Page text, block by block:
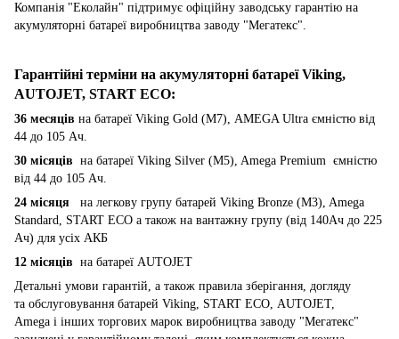
Компанія "Еколайн" підтримує офіційну заводську гарантію на
акумуляторні батареї виробництва заводу "Мегатекс".
Гарантійні терміни на акумуляторні батареї Viking,
AUTOJET, START ECO:
36 месяців на батареї Viking Gold (M7), AMEGA Ultra ємністю від
44 до 105 Ач.
30 місяців на батареї Viking Silver (M5), Amega Premium ємністю
від 44 до 105 Ач.
24 місяця на легкову групу батарей Viking Bronze (M3), Amega
Standard, START ECO а також на вантажну групу (від 140Ач до 225
Ач) для усіх АКБ
12 місяців на батареї AUTOJET
Детальні умови гарантій, а також правила зберігання, догляду
та обслуговування батарей Viking, START ECO, AUTOJET,
Amega і інших торгових марок виробництва заводу "Мегатекс"